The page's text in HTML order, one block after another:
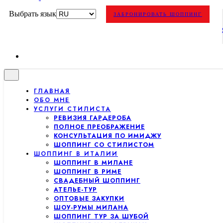
Выбрать язык ЗАБРОНИРОВАТЬ ШОППИНГ
ГЛАВНАЯ
ОБО МНЕ
УСЛУГИ СТИЛИСТА
РЕВИЗИЯ ГАРДЕРОБА
ПОЛНОЕ ПРЕОБРАЖЕНИЕ
КОНСУЛЬТАЦИЯ ПО ИМИДЖУ
ШОППИНГ СО СТИЛИСТОМ
ШОППИНГ В ИТАЛИИ
ШОППИНГ В МИЛАНЕ
ШОППИНГ В РИМЕ
СВАДЕБНЫЙ ШОППИНГ
АТЕЛЬЕ-ТУР
ОПТОВЫЕ ЗАКУПКИ
ШОУ-РУМЫ МИЛАНА
ШОППИНГ ТУР ЗА ШУБОЙ